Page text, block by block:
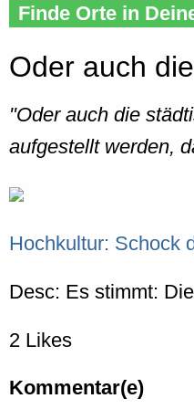
Finde Orte in
Oder auch
"Oder auch die
aufgestellt werden,
Hochkultur: Schock
Desc: Es stimmt:
2 Likes
Kommentar(e)